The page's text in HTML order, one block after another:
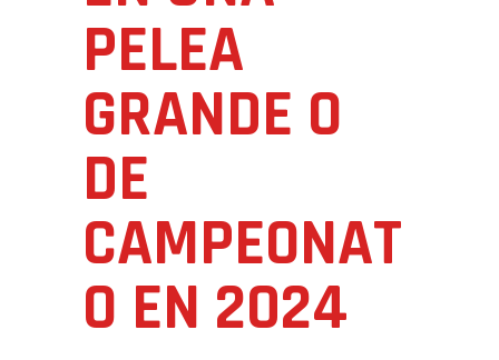
PELEA
GRANDE O
DE
CAMPEONAT
O EN 2024